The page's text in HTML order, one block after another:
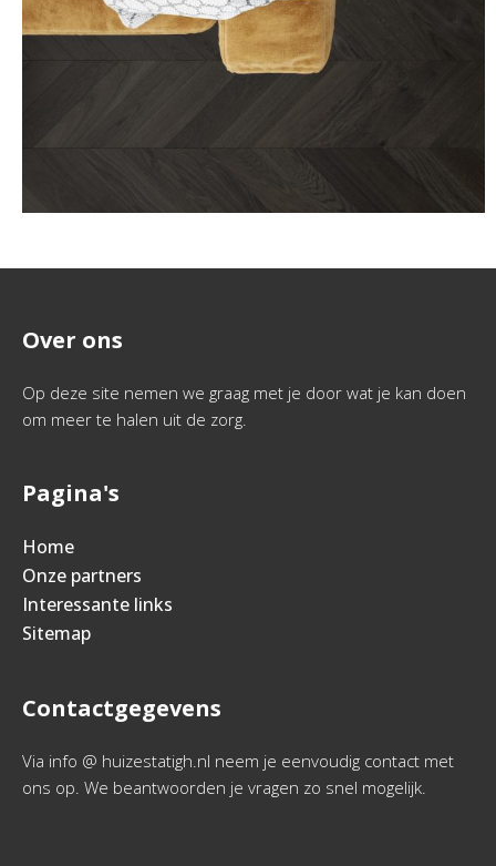
Over ons
Op deze site nemen we graag met je door wat je kan doen
om meer te halen uit de zorg.
Pagina's
Home
Onze partners
Interessante links
Sitemap
Contactgegevens
Via info @ huizestatigh.nl neem je eenvoudig contact met
ons op. We beantwoorden je vragen zo snel mogelijk.